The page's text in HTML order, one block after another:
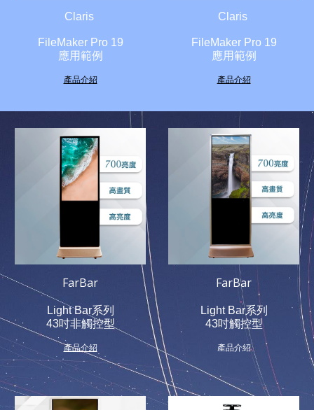
Claris
FileMaker Pro 19
應用範例
產品介紹
Claris
FileMaker Pro 19
應用範例
產品介紹
FarBar
Light Bar系列
43吋非觸控型
產品介紹
FarBar
Light Bar系列
43吋觸控型
產品介紹